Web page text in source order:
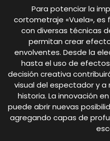
Para potenciar la
cortometraje «Vuela»,
con diversas técnicas
permitan crear
envolventes. Desde la
hasta el uso de
decisión creativa
visual del espectador y
historia. La innovación
puede abrir nuevas
agregando capas de